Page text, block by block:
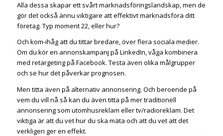
Alla dessa skapar ett svårt marknadsföringslandskap, men de
gör det också ännu viktigare att effektivt marknadsföra ditt
företag. Typ moment 22, eller hur?
Och kom-ihåg att du tittar bredare, över flera sociala medier.
Om du kör en annonskampanj på LinkedIn, våga kombinera
med retargeting på Facebook. Testa även olika målgrupper
och se hur det påverkar prognosen.
Men titta även på alternativ annonsering. Och beroende på
vem du vill nå så kan du även titta på mer traditionell
annonsering som utomhusreklam eller tv/radioreklam. Det
viktiga är att du vet hur du ska mäta och att du vet att det
verkligen ger en effekt.